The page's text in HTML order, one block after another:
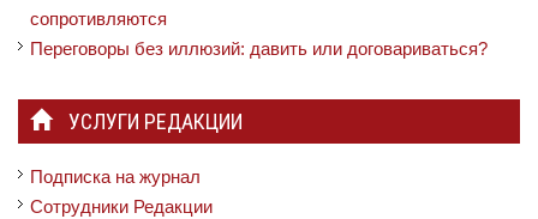
сопротивляются
Переговоры без иллюзий: давить или договариваться?
УСЛУГИ РЕДАКЦИИ
Подписка на журнал
Сотрудники Редакции